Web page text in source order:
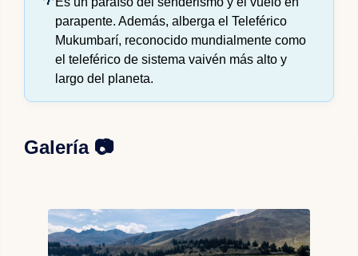
parapente. Además, alberga el Teleférico
Mukumbarí, reconocido mundialmente como
el teleférico de sistema vaivén más alto y
largo del planeta.
Galería 📷